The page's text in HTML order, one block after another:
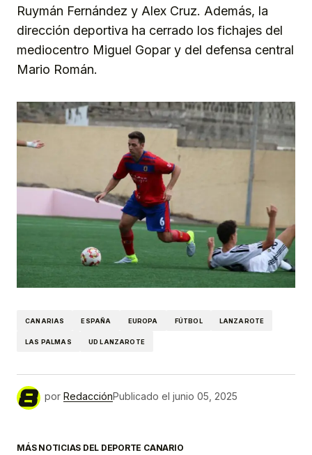
Ruymán Fernández y Alex Cruz. Además, la
dirección deportiva ha cerrado los fichajes del
mediocentro Miguel Gopar y del defensa central
Mario Román.
CANARIAS ESPAÑA EUROPA FÚTBOL LANZAROTE
LAS PALMAS UD LANZAROTE
por RedacciónPublicado el junio 05, 2025
MÁS NOTICIAS DEL DEPORTE CANARIO